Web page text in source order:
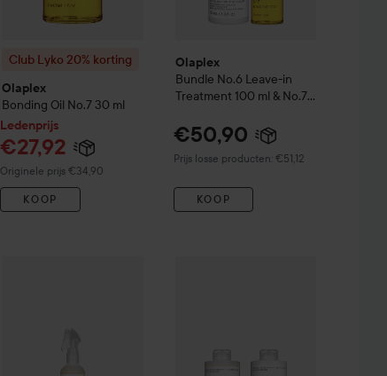
Club Lyko 20% korting
Olaplex
Bonding Oil No.7 30 ml
Ledenprijs
€27,92
Originele prijs €34,90
Normale prijs €34,90
KOOP
Olaplex
Bundle No.6 Leave-in
Treatment 100 ml & No.7
€50,90
Prijs losse producten: €51,12
KOOP